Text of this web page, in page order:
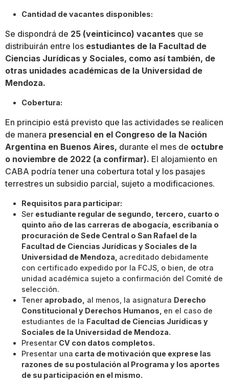
Cantidad de vacantes disponibles:
Se dispondrá de 25 (veinticinco) vacantes que se
distribuirán entre los estudiantes de la Facultad de
Ciencias Jurídicas y Sociales, como así también, de
otras unidades académicas de la Universidad de
Mendoza.
Cobertura:
En principio está previsto que las actividades se realicen
de manera presencial en el Congreso de la Nación
Argentina en Buenos Aires, durante el mes de octubre
o noviembre de 2022 (a confirmar). El alojamiento en
CABA podría tener una cobertura total y los pasajes
terrestres un subsidio parcial, sujeto a modificaciones.
Requisitos para participar:
Ser estudiante regular de segundo, tercero, cuarto o
quinto año de las carreras de abogacía, escribanía o
procuración de Sede Central o San Rafael de la
Facultad de Ciencias Jurídicas y Sociales de la
Universidad de Mendoza, acreditado debidamente
con certificado expedido por la FCJS, o bien, de otra
unidad académica sujeto a confirmación del Comité de
selección.
Tener aprobado, al menos, la asignatura Derecho
Constitucional y Derechos Humanos, en el caso de
estudiantes de la Facultad de Ciencias Jurídicas y
Sociales de la Universidad de Mendoza.
Presentar CV con datos completos.
Presentar una carta de motivación que exprese las
razones de su postulación al Programa y los aportes
de su participación en el mismo.